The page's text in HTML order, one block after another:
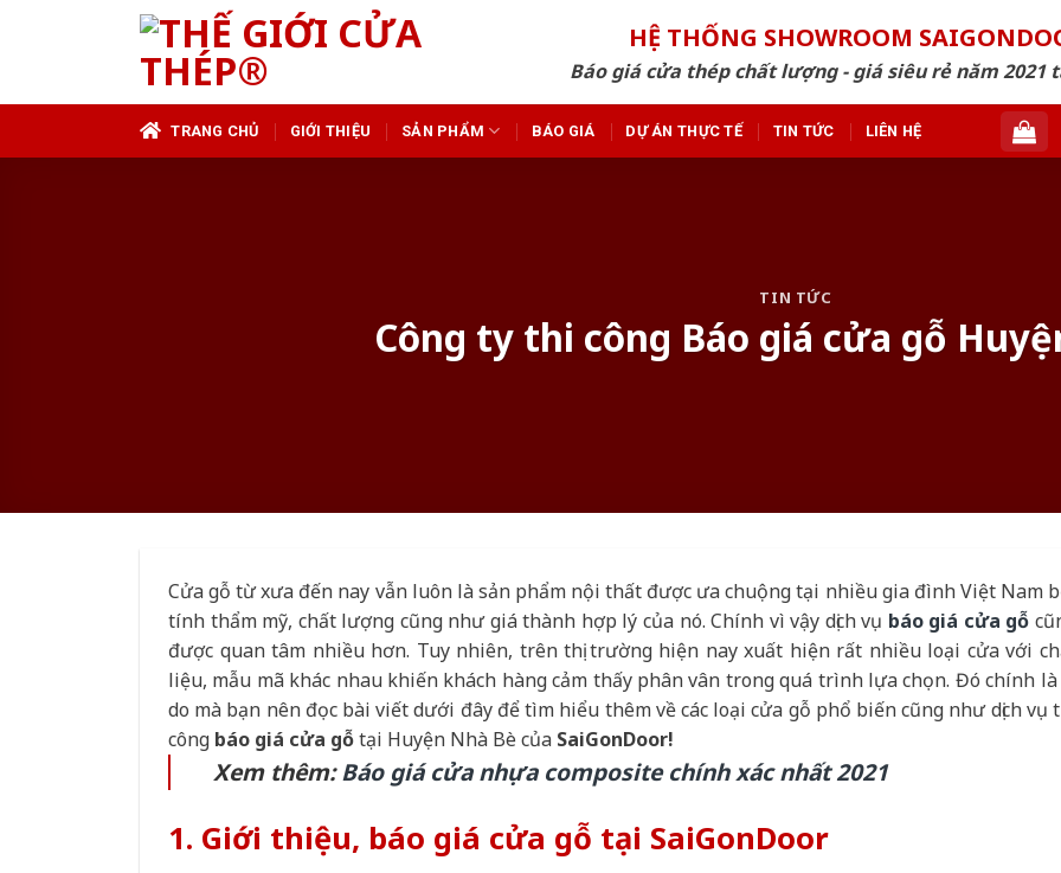
HỆ THỐNG SHOWROOM
Báo giá cửa thép chất lượng - giá siêu rẻ năm 2021
TRANG CHỦ GIỚI THIỆU SẢN PHẨM BÁO GIÁ DỰ ÁN THỰC TẾ TIN TỨC LIÊN HỆ
TIN TỨC
Công ty thi công Báo giá cửa gỗ
Cửa gỗ từ xưa đến nay vẫn luôn là sản phẩm nội thất được ưa chuộng tại nhiều gia đình Việt Nam
tính thẩm mỹ, chất lượng cũng như giá thành hợp lý của nó. Chính vì vậy dịch vụ báo giá cửa gỗ
được quan tâm nhiều hơn. Tuy nhiên, trên thị trường hiện nay xuất hiện rất nhiều loại cửa với
liệu, mẫu mã khác nhau khiến khách hàng cảm thấy phân vân trong quá trình lựa chọn. Đó chính
do mà bạn nên đọc bài viết dưới đây để tìm hiểu thêm về các loại cửa gỗ phổ biến cũng như dịch vụ
công báo giá cửa gỗtại Huyện Nhà Bè của SaiGonDoor!
Xem thêm:Báo giá cửa nhựa composite chính xác nhất 2021
1. Giới thiệu, báo giá cửa gỗ tại SaiGonDoor